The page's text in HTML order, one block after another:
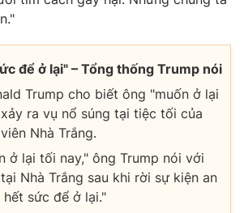
để ở lại" – Tổng thống Trump nói
Trump cho biết ông "muốn ở lại
ra vụ nổ súng tại tiệc tối của
Nhà Trắng.
ở lại tối nay," ông Trump nói với
Nhà Trắng sau khi rời sự kiện an
sức để ở lại."